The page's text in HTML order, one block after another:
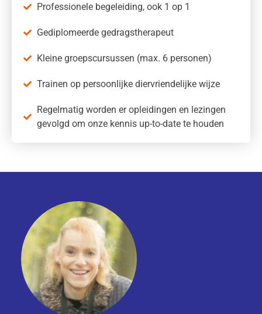
Professionele begeleiding, ook 1 op 1
Gediplomeerde gedragstherapeut
Kleine groepscursussen (max. 6 personen)
Trainen op persoonlijke diervriendelijke wijze
Regelmatig worden er opleidingen en lezingen
gevolgd om onze kennis up-to-date te houden